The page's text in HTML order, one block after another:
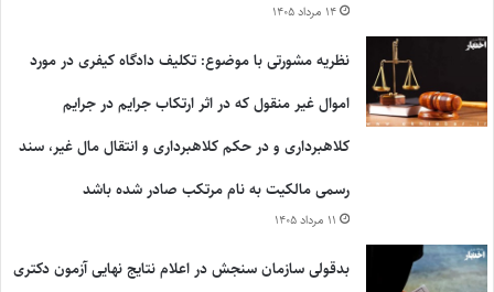
۱۴ مرداد ۱۴۰۵
نظریه مشورتی با موضوع: تکلیف دادگاه کیفری در مورد
اموال غیر منقول که در اثر ارتکاب جرایم در جرایم
کلاهبرداری و در حکم کلاهبرداری و انتقال مال غیر، سند
رسمی مالکیت به نام مرتکب صادر شده باشد
۱۱ مرداد ۱۴۰۵
بدقولی سازمان سنجش در اعلام نتایج نهایی آزمون دکتری